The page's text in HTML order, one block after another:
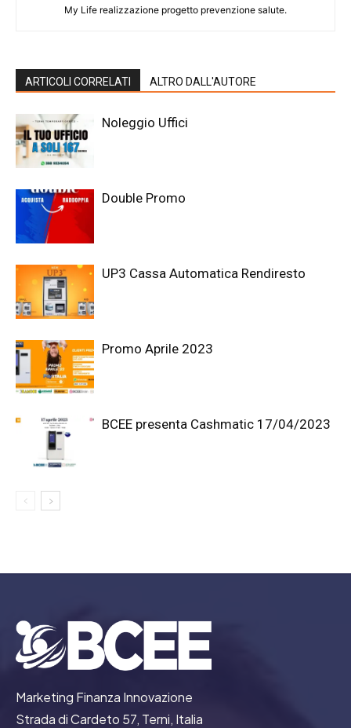
My Life realizzazione progetto prevenzione salute.
ARTICOLI CORRELATI ALTRO DALL'AUTORE
Noleggio Uffici
Double Promo
UP3 Cassa Automatica Rendiresto
Promo Aprile 2023
BCEE presenta Cashmatic 17/04/2023
Marketing Finanza Innovazione
Strada di Cardeto 57, Terni, Italia